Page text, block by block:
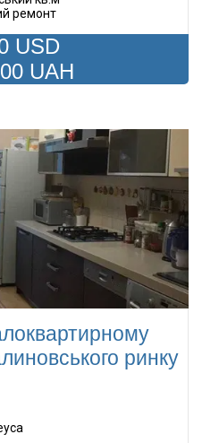
ремонт
USD
UAH
ринку